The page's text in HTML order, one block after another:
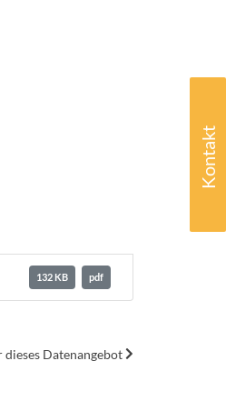
Kontakt
132 KB pdf
Datenangebot